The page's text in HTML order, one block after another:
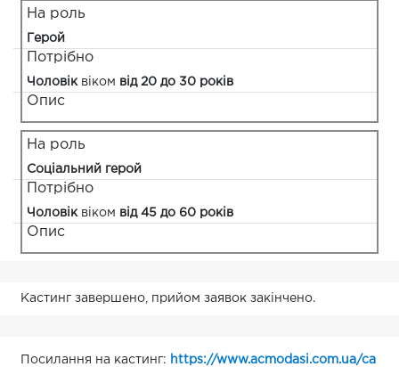
На роль
Герой
Потрібно
Чоловіквіком від 20 до 30 років
Опис
На роль
Соціальний герой
Потрібно
Чоловіквіком від 45 до 60 років
Опис
Кастинг завершено, прийом заявок закінчено.
Посилання на кастинг: https://www.acmodasi.com.ua/ca